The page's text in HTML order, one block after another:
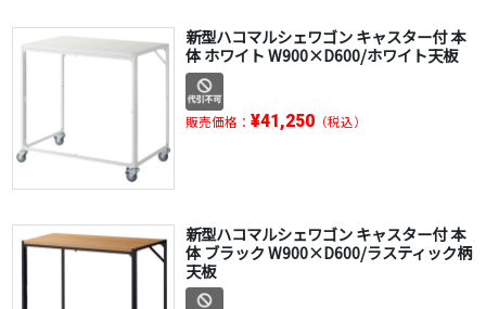
新型ハコマルシェワゴン キャスター付 本
体 ホワイト W900×D600/ホワイト天板
販売価格： ¥41,250（税込）
新型ハコマルシェワゴン キャスター付 本
体 ブラック W900×D600/ラスティック柄
天板